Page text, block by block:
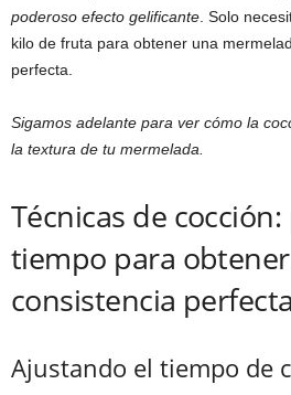
poderoso efecto gelificante . Solo
kilo de fruta para obtener una
perfecta.
Sigamos adelante para ver cómo la
la textura de tu mermelada.
Técnicas de
tiempo para
consistencia perfecta
Ajustando el tiempo de